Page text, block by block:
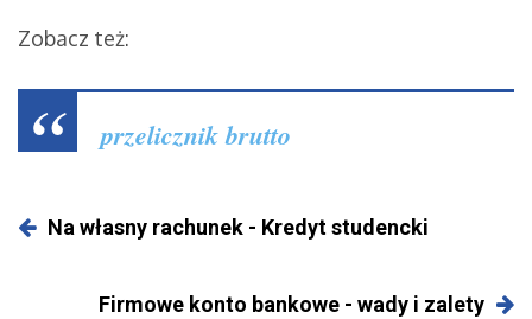
Zobacz też:
przelicznik brutto
Na własny rachunek - Kredyt studencki
Firmowe konto bankowe - wady i zalety